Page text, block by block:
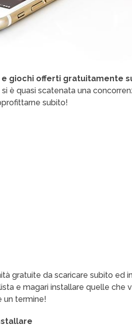
e giochi offerti gratuitamente
è quasi scatenata una
subito!
gratuite da scaricare subito ed
e magari installare quelle che
un termine!